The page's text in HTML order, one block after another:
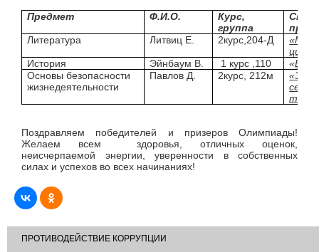
Предмет Ф.И.О.
Курс,
группа
Литература
Литвиц Е. 2курс,204-Д
История
Эйнбаум В. 1 курс ,110 «
Основы безопасности
жизнедеятельности
Павлов Д. 2курс, 212м
Поздравляем победителей и призеров Олимпиады!
Желаем всем здоровья, отличных оценок,
неисчерпаемой энергии, уверенности в собственных
силах и успехов во всех начинаниях!
ПРОТИВОДЕЙСТВИЕ КОРРУПЦИИ